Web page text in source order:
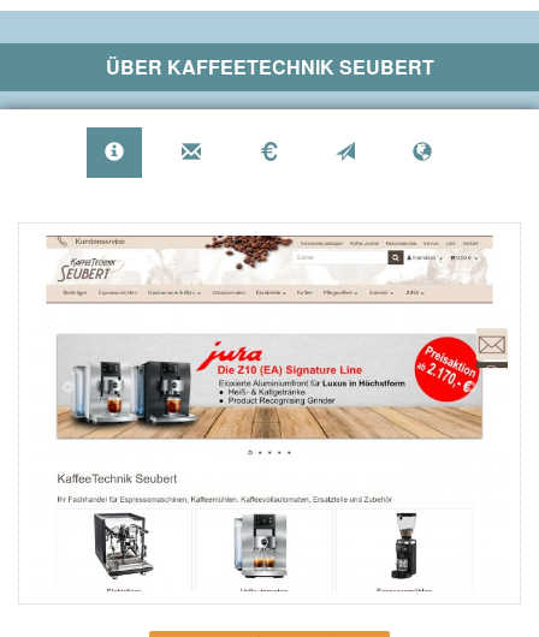
ÜBER KAFFEETECHNIK SEUBERT